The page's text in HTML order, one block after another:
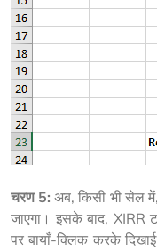
चरण 5: अब, किसी भी सेल
जाएगा। इसके बाद, XIRR
पर बायाँ-क्लिक करके